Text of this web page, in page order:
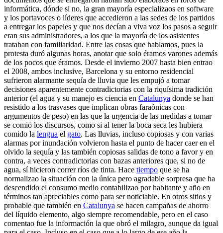
informática, dónde si no, la gran mayoría especializaos en software
y los portavoces o líderes que accedieron a las sedes de los partidos
a entregar los papeles y que nos decían a viva voz los pasos a seguir
eran sus administradores, a los que la mayoría de los asistentes
trataban con familiaridad. Entre las cosas que hablamos, pues la
protesta duró algunas horas, anotar que solo éramos varones además
de los pocos que éramos. Desde el invierno 2007 hasta bien entrao
el 2008, ambos inclusive, Barcelona y su entorno residencial
sufrieron alarmante sequía de lluvia que les empujó a tomar
decisiones aparentemente contradictorias con la riquísima tradición
anterior (el agua y su manejo es ciencia en Catalunya donde se han
resistido a los trasvases que implican obras faraónicas con
argumentos de peso) en las que la urgencia de las medidas a tomar
se comió los discursos, como si al tener la boca seca les hubiera
comido la lengua el gato. Las lluvias, incluso copiosas y con varias
alarmas por inundación volvieron hasta el punto de hacer caer en el
olvido la sequía y las también copiosas salidas de tono a favor y en
contra, a veces contradictorias con bazas anteriores que, si no de
agua, sí hicieron correr ríos de tinta. Hace tiempo que se ha
normalizao la situación con la única pero agradable sorpresa que ha
descendido el consumo medio contabilizao por habitante y año en
términos tan apreciables como para ser noticiable. En otros sitios y
probable que también en Catalunya se hacen campañas de ahorro
del líquido elemento, algo siempre recomendable, pero en el caso
comentao fue la información la que obró el milagro, aunque da igual